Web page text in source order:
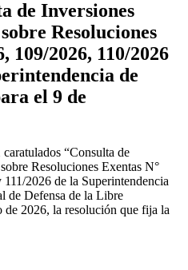
de Inversiones
Resoluciones
109/2026, 110/2026
de
el 9 de
“Consulta de
Resoluciones Exentas N°
2026 de la Superintendencia
de Defensa de la Libre
2026, la resolución que fija la